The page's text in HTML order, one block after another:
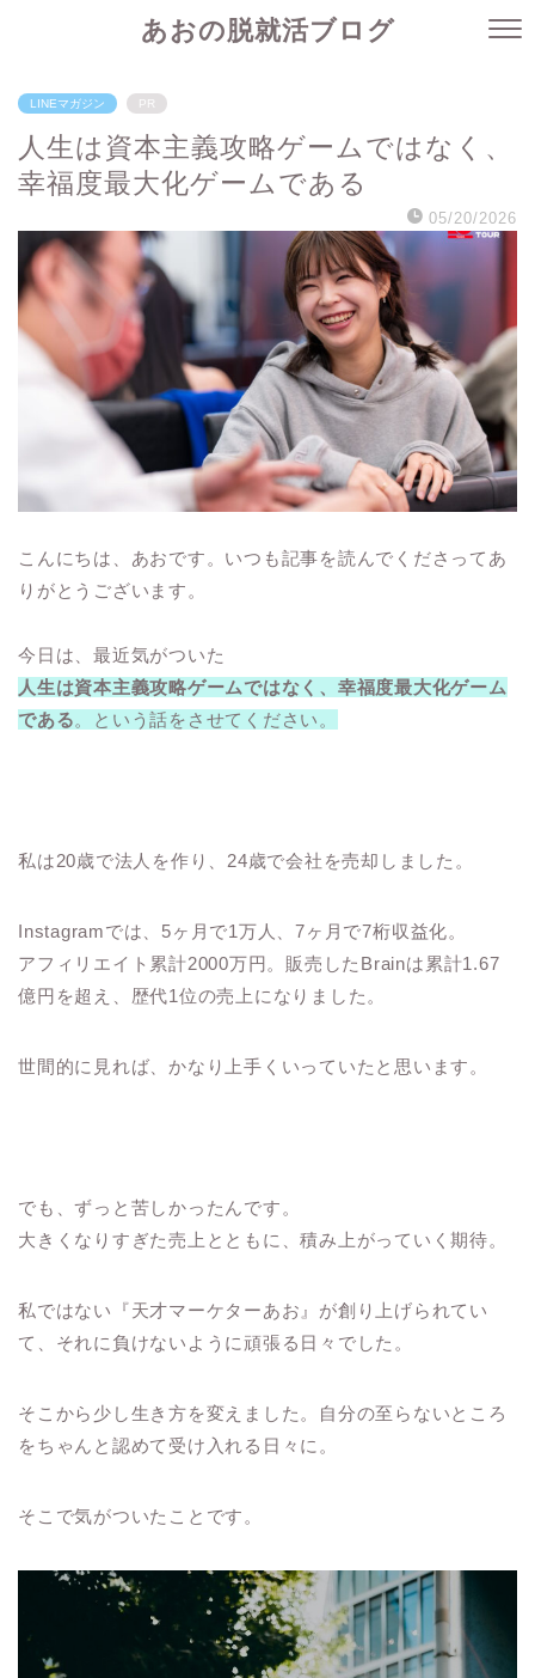
あおの脱就活ブログ
LINEマガジン PR
人生は資本主義攻略ゲームではなく、
幸福度最大化ゲームである
05/20/2026
こんにちは、あおです。いつも記事を読んでくださってあ
りがとうございます。
今日は、最近気がついた
人生は資本主義攻略ゲームではなく、幸福度最大化ゲーム
である。という話をさせてください。
私は20歳で法人を作り、24歳で会社を売却しました。
Instagramでは、5ヶ月で1万人、7ヶ月で7桁収益化。
アフィリエイト累計2000万円。販売したBrainは累計1.67
億円を超え、歴代1位の売上になりました。
世間的に見れば、かなり上手くいっていたと思います。
でも、ずっと苦しかったんです。
大きくなりすぎた売上とともに、積み上がっていく期待。
私ではない『天才マーケターあお』が創り上げられてい
て、それに負けないように頑張る日々でした。
そこから少し生き方を変えました。自分の至らないところ
をちゃんと認めて受け入れる日々に。
そこで気がついたことです。